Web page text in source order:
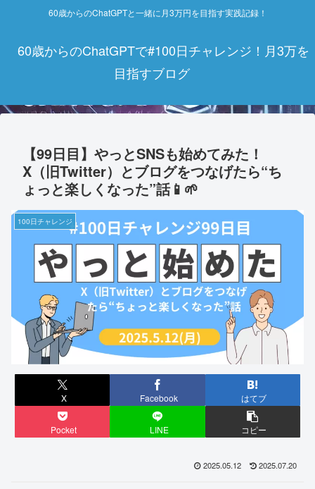
60歳からのChatGPTと一緒に月3万円を目指す実践記録！
60歳からのChatGPTで#100日チャレンジ！月3万を
目指すブログ
【99日目】やっとSNSも始めてみた！
X（旧Twitter）とブログをつなげたら“ち
ょっと楽しくなった”話📱🌱
100日チャレンジ
X Facebook はてブ
Pocket LINE コピー
2025.05.12 2025.07.20